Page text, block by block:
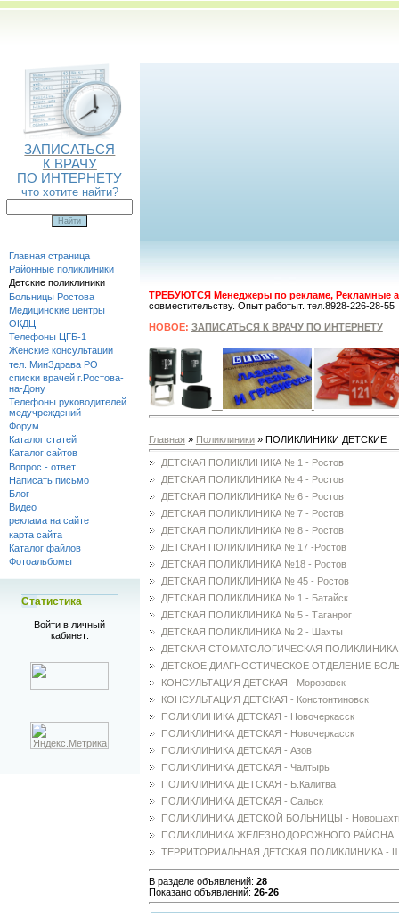
ЗАПИСАТЬСЯ
К ВРАЧУ
ПО ИНТЕРНЕТУ
что хотите найти?
Главная страница
Районные поликлиники
Детские поликлиники
Больницы Ростова
Медицинские центры
ОКДЦ
Телефоны ЦГБ-1
Женские консультации
тел. МинЗдрава РО
списки врачей г.Ростова-
на-Дону
Телефоны руководителей
медучреждений
Форум
Каталог статей
Каталог сайтов
Вопрос - ответ
Написать письмо
Блог
Видео
реклама на сайте
карта сайта
Каталог файлов
Фотоальбомы
Статистика
Войти в личный
кабинет:
ТРЕБУЮТСЯ Менеджеры по рекламе, Рекламные
совместительству. Опыт работыт. тел.8928-226-28-55
НОВОЕ: ЗАПИСАТЬСЯ К ВРАЧУ ПО ИНТЕРНЕТУ
Главная» Поликлиники» ПОЛИКЛИНИКИ ДЕТСКИЕ
ДЕТСКАЯ ПОЛИКЛИНИКА № 1 - Ростов
ДЕТСКАЯ ПОЛИКЛИНИКА № 4 - Ростов
ДЕТСКАЯ ПОЛИКЛИНИКА № 6 - Ростов
ДЕТСКАЯ ПОЛИКЛИНИКА № 7 - Ростов
ДЕТСКАЯ ПОЛИКЛИНИКА № 8 - Ростов
ДЕТСКАЯ ПОЛИКЛИНИКА № 17 -Ростов
ДЕТСКАЯ ПОЛИКЛИНИКА №18 - Ростов
ДЕТСКАЯ ПОЛИКЛИНИКА № 45 - Ростов
ДЕТСКАЯ ПОЛИКЛИНИКА № 1 - Батайск
ДЕТСКАЯ ПОЛИКЛИНИКА № 5 - Таганрог
ДЕТСКАЯ ПОЛИКЛИНИКА № 2 - Шахты
ДЕТСКАЯ СТОМАТОЛОГИЧЕСКАЯ
ДЕТСКОЕ ДИАГНОСТИЧЕСКОЕ ОТДЕЛЕНИЕ
КОНСУЛЬТАЦИЯ ДЕТСКАЯ - Морозовск
КОНСУЛЬТАЦИЯ ДЕТСКАЯ - Констонтиновск
ПОЛИКЛИНИКА ДЕТСКАЯ - Новочеркасск
ПОЛИКЛИНИКА ДЕТСКАЯ - Новочеркасск
ПОЛИКЛИНИКА ДЕТСКАЯ - Азов
ПОЛИКЛИНИКА ДЕТСКАЯ - Чалтырь
ПОЛИКЛИНИКА ДЕТСКАЯ - Б.Калитва
ПОЛИКЛИНИКА ДЕТСКАЯ - Сальск
ПОЛИКЛИНИКА ДЕТСКОЙ БОЛЬНИЦЫ -
ПОЛИКЛИНИКА ЖЕЛЕЗНОДОРОЖНОГО РАЙОНА
ТЕРРИТОРИАЛЬНАЯ ДЕТСКАЯ ПОЛИКЛИНИКА -
В разделе объявлений: 28
Показано объявлений: 26-26